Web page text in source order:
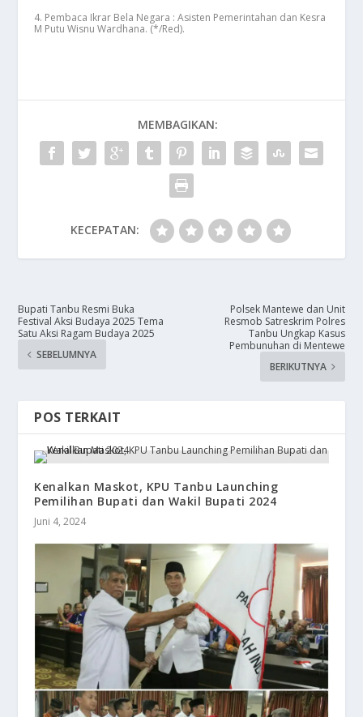
4. Pembaca Ikrar Bela Negara : Asisten Pemerintahan dan Kesra
M Putu Wisnu Wardhana. (*/Red).
MEMBAGIKAN:
KECEPATAN:
Bupati Tanbu Resmi Buka
Festival Aksi Budaya 2025 Tema
Satu Aksi Ragam Budaya 2025
SEBELUMNYA
Polsek Mantewe dan Unit
Resmob Satreskrim Polres
Tanbu Ungkap Kasus
Pembunuhan di Mentewe
BERIKUTNYA
POS TERKAIT
Kenalkan Maskot, KPU Tanbu Launching
Pemilihan Bupati dan Wakil Bupati 2024
Juni 4, 2024